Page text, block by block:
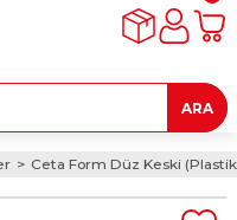
ARA
Ceta Form Düz Keski